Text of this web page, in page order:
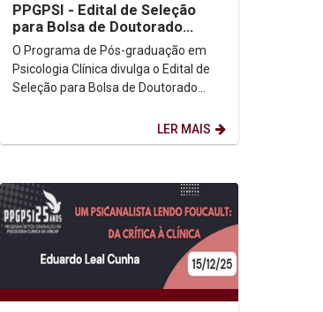
PPGPSI - Edital de Seleção
para Bolsa de Doutorado
Sanduíche no Exterior -
O Programa de Pós-graduação em
Psicologia Clínica divulga o Edital de
Seleção para Bolsa de Doutorado
LER MAIS